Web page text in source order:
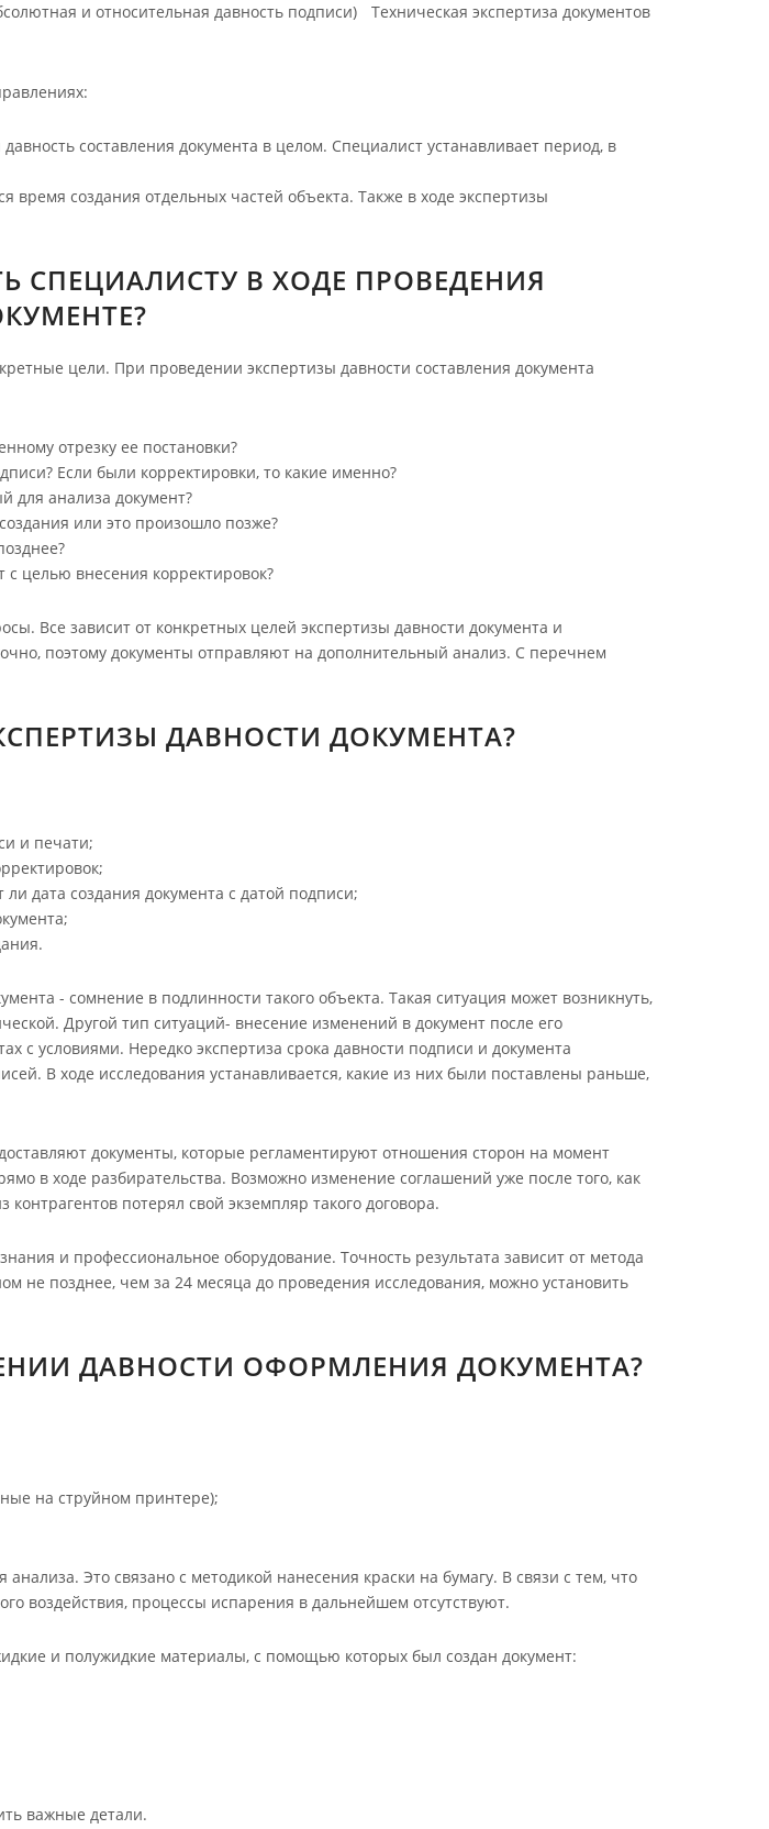
и относительная давность подписи)
Техническая экспертиза документов
составления документа в целом. Специалист устанавливает период, в
время создания отдельных частей объекта. Также в ходе экспертизы
СПЕЦИАЛИСТУ В ХОДЕ ПРОВЕДЕНИЯ
цели. При проведении экспертизы давности составления документа
отрезку ее постановки?
Если были корректировки, то какие именно?
для анализа документ?
или это произошло позже?
с целью внесения корректировок?
Все зависит от конкретных целей экспертизы давности документа и
поэтому документы отправляют на дополнительный анализ. С перечнем
ДАВНОСТИ ДОКУМЕНТА?
и печати;
дата создания документа с датой подписи;
- сомнение в подлинности такого объекта. Такая ситуация может возникнуть,
Другой тип ситуаций- внесение изменений в документ после его
с условиями. Нередко экспертиза срока давности подписи и документа
В ходе исследования устанавливается, какие из них были поставлены раньше,
документы, которые регламентируют отношения сторон на момент
в ходе разбирательства. Возможно изменение соглашений уже после того, как
потерял свой экземпляр такого договора.
и профессиональное оборудование. Точность результата зависит от метода
не позднее, чем за 24 месяца до проведения исследования, можно установить
ДАВНОСТИ ОФОРМЛЕНИЯ ДОКУМЕНТА?
на струйном принтере);
Это связано с методикой нанесения краски на бумагу. В связи с тем, что
воздействия, процессы испарения в дальнейшем отсутствуют.
и полужидкие материалы, с помощью которых был создан документ:
важные детали.